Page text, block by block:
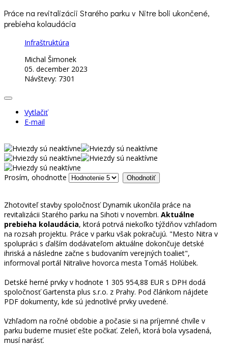
Práce na revitalizácii Starého parku v Nitre boli ukončené,
prebieha kolaudácia
Infraštruktúra
Michal Šimonek
05. december 2023
Návštevy: 7301
Vytlačiť
E-mail
Prosím, ohodnoťte
Zhotoviteľ stavby spoločnosť Dynamik ukončila práce na
revitalizácii Starého parku na Sihoti v novembri. Aktuálne
prebieha kolaudácia, ktorá potrvá niekoľko týždňov vzhľadom
na rozsah projektu. Práce v parku však pokračujú. "Mesto Nitra v
spolupráci s ďalším dodávateľom aktuálne dokončuje detské
ihriská a následne začne s budovaním verejných toaliet",
informoval portál Nitralive hovorca mesta Tomáš Holúbek.
Detské herné prvky v hodnote 1 305 954,88 EUR s DPH dodá
spoločnosť Gartensta plus s.r.o. z Prahy. Pod článkom nájdete
PDF dokumenty, kde sú jednotlivé prvky uvedené.
Vzhľadom na ročné obdobie a počasie si na príjemné chvíle v
parku budeme musieť ešte počkať. Zeleň, ktorá bola vysadená,
musí narásť.